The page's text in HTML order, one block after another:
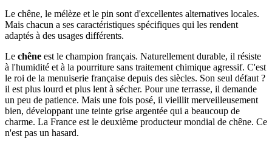
Le chêne, le mélèze et le pin sont d'excellentes alternatives locales.
Mais chacun a ses caractéristiques spécifiques qui les rendent
adaptés à des usages différents.
Le chêne est le champion français. Naturellement durable, il résiste
à l'humidité et à la pourriture sans traitement chimique agressif. C'est
le roi de la menuiserie française depuis des siècles. Son seul défaut ?
il est plus lourd et plus lent à sécher. Pour une terrasse, il demande
un peu de patience. Mais une fois posé, il vieillit merveilleusement
bien, développant une teinte grise argentée qui a beaucoup de
charme. La France est le deuxième producteur mondial de chêne. Ce
n'est pas un hasard.